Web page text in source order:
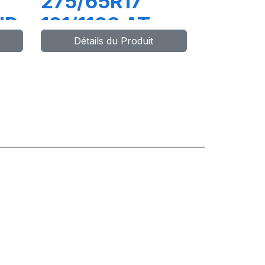
121/118S AT
TAKO2Détails du Produit